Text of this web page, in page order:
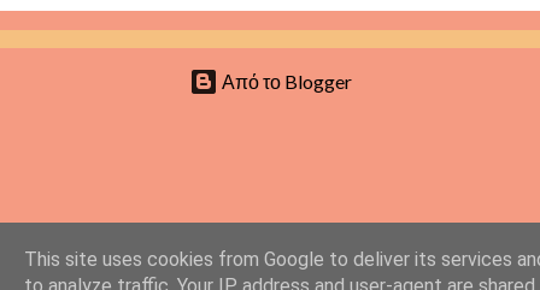
Από το Blogger
This site uses cookies from Google to deliver its services